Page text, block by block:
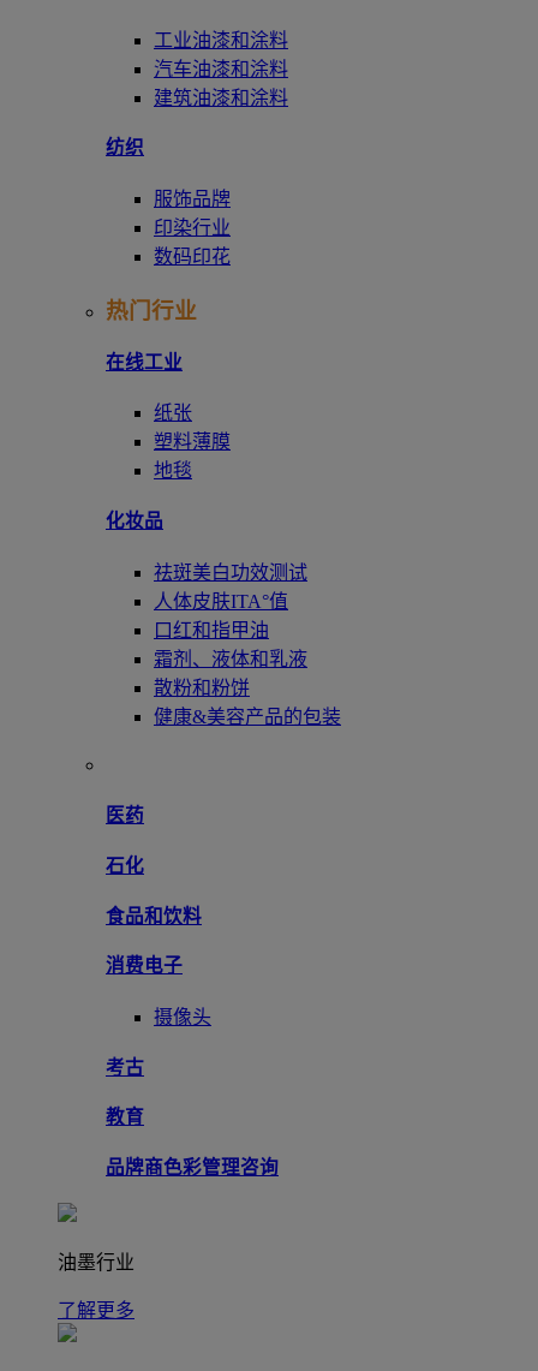
工业油漆和涂料
汽车油漆和涂料
建筑油漆和涂料
纺织
服饰品牌
印染行业
数码印花
热门行业
在线工业
纸张
塑料薄膜
地毯
化妆品
祛斑美白功效测试
人体皮肤ITA°值
口红和指甲油
霜剂、液体和乳液
散粉和粉饼
健康&美容产品的包装
医药
石化
食品和饮料
消费电子
摄像头
考古
教育
品牌商色彩管理咨询
油墨行业
了解更多